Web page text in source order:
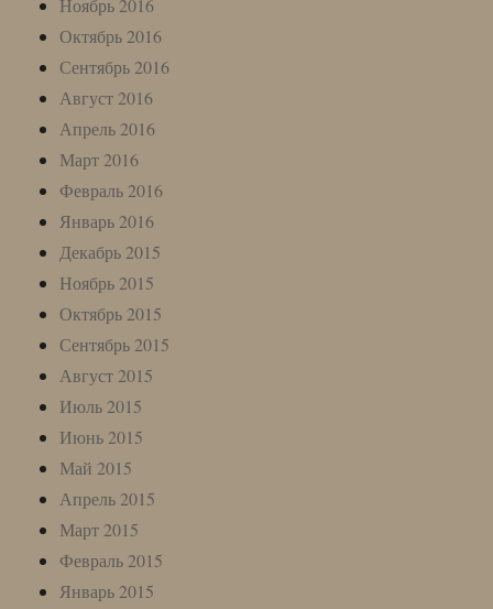
Ноябрь 2016
Октябрь 2016
Сентябрь 2016
Август 2016
Апрель 2016
Март 2016
Февраль 2016
Январь 2016
Декабрь 2015
Ноябрь 2015
Октябрь 2015
Сентябрь 2015
Август 2015
Июль 2015
Июнь 2015
Май 2015
Апрель 2015
Март 2015
Февраль 2015
Январь 2015